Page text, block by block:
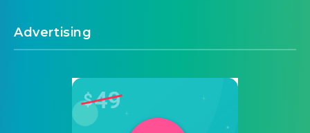
Advertising